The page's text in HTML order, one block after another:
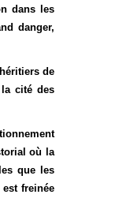
dans les
danger,
de
cité des
où la
que les
freinée